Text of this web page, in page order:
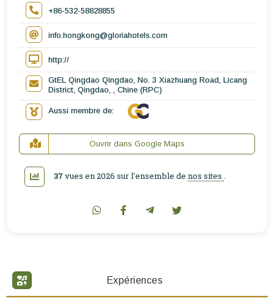
Expériences
+86-532-58828855
info.hongkong@gloriahotels.com
http://
GtEL Qingdao Qingdao, No. 3 Xiazhuang Road, Licang
District, Qingdao, , Chine (RPC)
Aussi membre de:
Ouvrir dans Google Maps
37 vues en 2026 sur l'ensemble de nos sites